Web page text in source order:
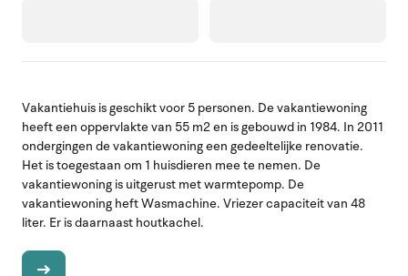
Vakantiehuis is geschikt voor 5 personen. De vakantiewoning
heeft een oppervlakte van 55 m2 en is gebouwd in 1984. In 2011
ondergingen de vakantiewoning een gedeeltelijke renovatie.
Het is toegestaan om 1 huisdieren mee te nemen. De
vakantiewoning is uitgerust met warmtepomp. De
vakantiewoning heft Wasmachine. Vriezer capaciteit van 48
liter. Er is daarnaast houtkachel.